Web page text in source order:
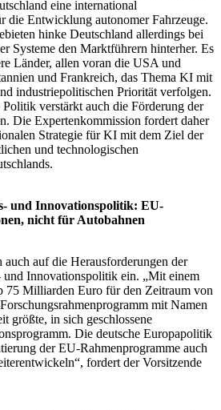
eine international
die Entwicklung autonomer Fahrzeuge.
hinke Deutschland allerdings bei
Systeme den Marktführern hinterher. Es
Länder, allen voran die USA und
und Frankreich, das Thema KI mit
industriepolitischen Priorität verfolgen.
Politik verstärkt auch die Förderung der
Die Expertenkommission fordert daher
Strategie für KI mit dem Ziel der
und technologischen
und Innovationspolitik: EU-
nicht für Autobahnen
auch auf die Herausforderungen der
und Innovationspolitik ein. „Mit einem
75 Milliarden Euro für den Zeitraum von
mit Namen
größte, in sich geschlossene
Die deutsche Europapolitik
der EU-Rahmenprogramme auch
fordert der Vorsitzende